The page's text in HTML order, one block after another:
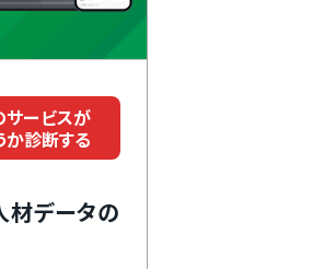
サービスが
か診断する
材データの